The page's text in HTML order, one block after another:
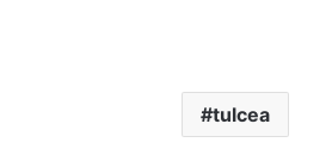
tulcea